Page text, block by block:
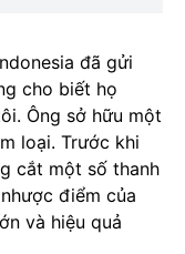
đã gửi
cho biết họ
Ông sở hữu một
loại. Trước khi
cắt một số thanh
điểm của
và hiệu quả